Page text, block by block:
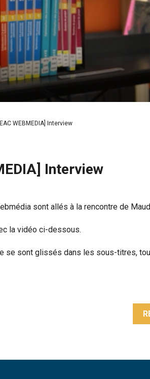
WEBMEDIA] Interview
Interview
sont allés à la rencontre de
la vidéo ci-dessous.
se sont glissés dans les sous-titres,